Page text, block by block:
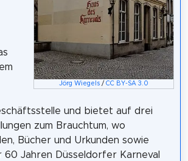
Jörg Wiegels /CC BY-SA 3.0
und bietet auf drei
zum Brauchtum, wo
Bücher und Urkunden sowie
60 Jahren Düsseldorfer Karneval